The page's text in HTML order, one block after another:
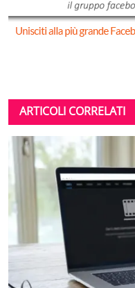
ARTICOLI CORRELATI